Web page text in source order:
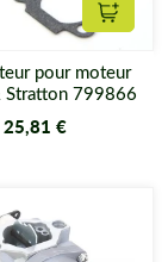
pour moteur
Stratton 799866
25,81 €